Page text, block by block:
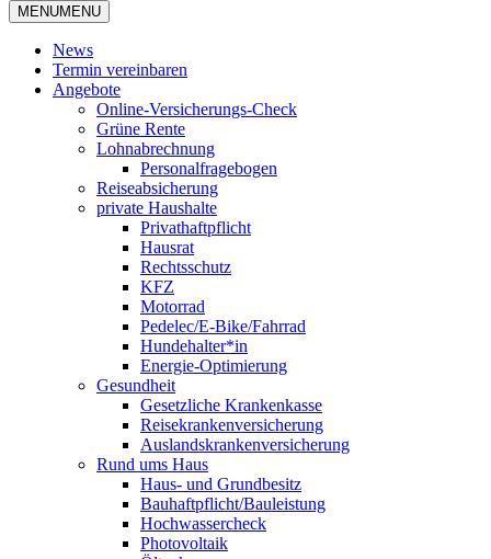
MENUMENU
News
Termin vereinbaren
Angebote
Online-Versicherungs-Check
Grüne Rente
Lohnabrechnung
Personalfragebogen
Reiseabsicherung
private Haushalte
Privathaftpflicht
Hausrat
Rechtsschutz
KFZ
Motorrad
Pedelec/E-Bike/Fahrrad
Hundehalter*in
Energie-Optimierung
Gesundheit
Gesetzliche Krankenkasse
Reisekrankenversicherung
Auslandskrankenversicherung
Rund ums Haus
Haus- und Grundbesitz
Bauhaftpflicht/Bauleistung
Hochwassercheck
Photovoltaik